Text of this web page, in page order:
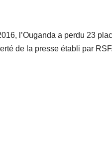
l’Ouganda a perdu 23
de la presse établi par RSF.